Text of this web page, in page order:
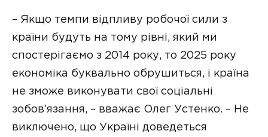
– Якщо темпи відпливу робочої сили з
країни будуть на тому рівні, який ми
спостерігаємо з 2014 року, то 2025 року
економіка буквально обрушиться, і країна
не зможе виконувати свої соціальні
зобов’язання, – вважає Олег Устенко. – Не
виключено, що Україні доведеться